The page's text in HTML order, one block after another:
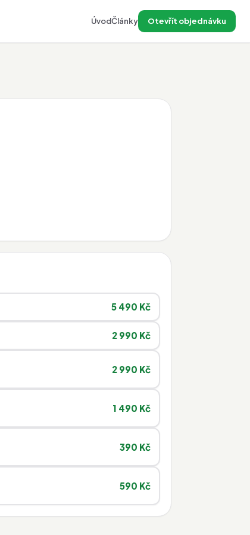
ÚvodČlánky Otevřít objednávku
5 490 Kč
2 990 Kč
2 990 Kč
1 490 Kč
390 Kč
590 Kč